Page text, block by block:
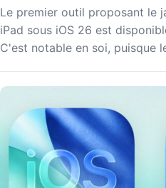
Le premier outil proposant le
iPad sous iOS 26 est
C'est notable en soi, puisque